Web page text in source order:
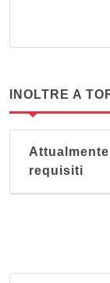
INOLTRE A
requisiti